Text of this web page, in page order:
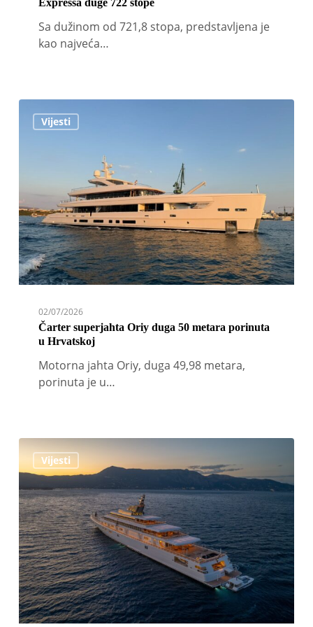
Expressa duge 722 stope
Sa dužinom od 721,8 stopa, predstavljena je
kao najveća…
Vijesti
superjahta
metara
porinuta
u
Hrvatskoj
02/07/2026
Čarter superjahta Oriy duga 50 metara porinuta
u Hrvatskoj
Motorna jahta Oriy, duga 49,98 metara,
porinuta je u…
Vijesti
Lürssen-
ova
superjahta
Rising
Sun
duga
139
metara
na
Mallorca-
i